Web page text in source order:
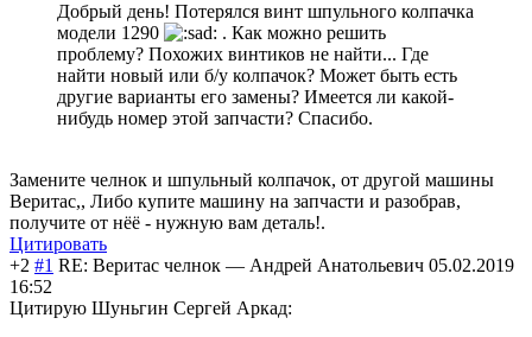
Добрый день! Потерялся винт шпульного колпачка
модели 1290
. Как можно решить
проблему? Похожих винтиков не найти... Где
найти новый или б/у колпачок? Может быть есть
другие варианты его замены? Имеется ли какой-
нибудь номер этой запчасти? Спасибо.
Замените челнок и шпульный колпачок, от другой машины
Веритас,, Либо купите машину на запчасти и разобрав,
получите от нёё - нужную вам деталь!.
Цитировать
+2 #1 RE: Веритас челнок — Андрей Анатольевич 05.02.2019
16:52
Цитирую Шуньгин Сергей Аркад: